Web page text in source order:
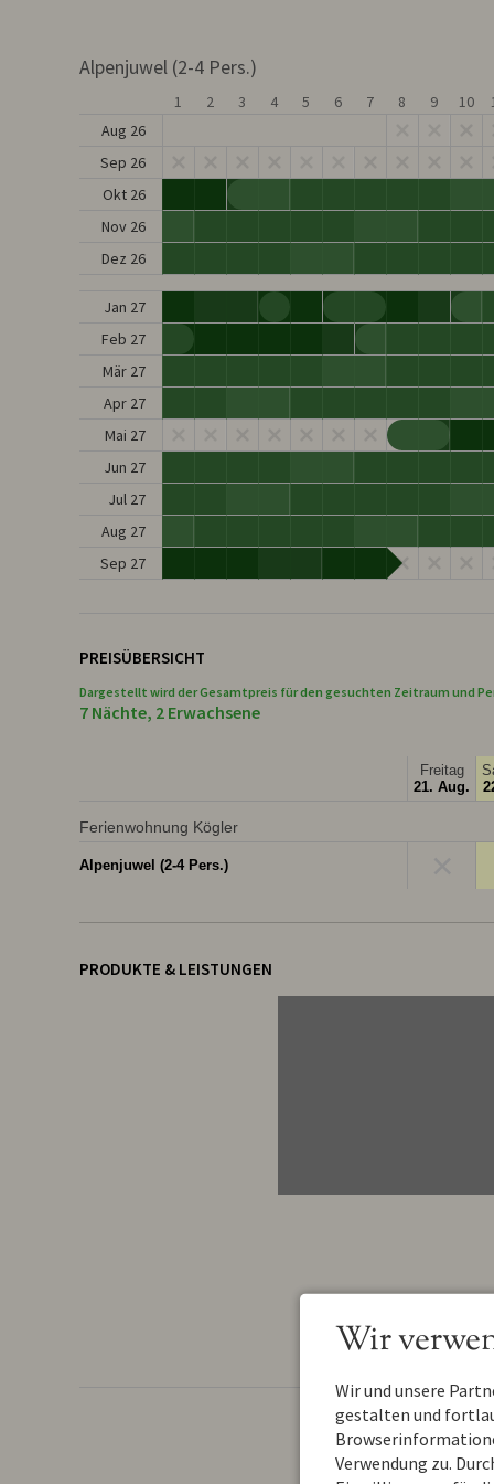
Alpenjuwel (2-4 Pers.)
1 2 3 4 5 6 7 8 9 10
Aug 26
Sep 26
Okt 26
Nov 26
Dez 26
Jan 27
Feb 27
Mär 27
Apr 27
Mai 27
Jun 27
Jul 27
Aug 27
Sep 27
PREISÜBERSICHT
Dargestellt wird der Gesamtpreis für den gesuchten Zeitraum und
7 Nächte, 2 Erwachsene
Freitag
21. Aug.
Ferienwohnung Kögler
Alpenjuwel (2-4 Pers.)
PRODUKTE & LEISTUNGEN
Wir
Wir und unsere
gestalten und
Verwendung zu.